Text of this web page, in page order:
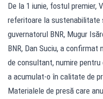
De la 1 iunie, fostul premier,
referitoare la sustenabilitate
guvernatorul BNR, Mugur
BNR, Dan Suciu, a
de consultant, numire
a acumulat-o în calitate de
Materialele de presă care